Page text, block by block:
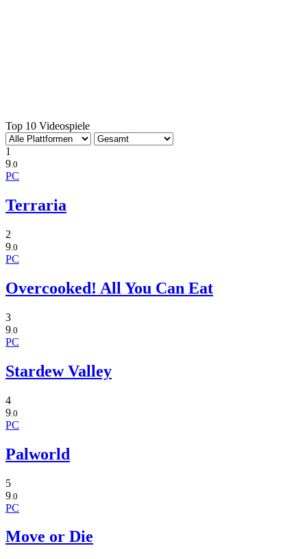
Top 10 Videospiele
1
9.0
PC
Terraria
2
9.0
PC
Overcooked! All You Can Eat
3
9 .0
PC
Stardew Valley
4
9 .0
PC
Palworld
5
9 .0
PC
Move or Die